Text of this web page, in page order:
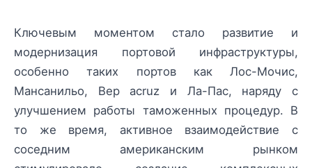
Ключевым моментом стало развитие и
модернизация портовой инфраструктуры,
особенно таких портов как Лос-Мочис,
Мансанильо, Вер ​​acruz и Ла-Пас, наряду с
улучшением работы таможенных процедур. В
то же время, активное взаимодействие с
соседним американским рынком